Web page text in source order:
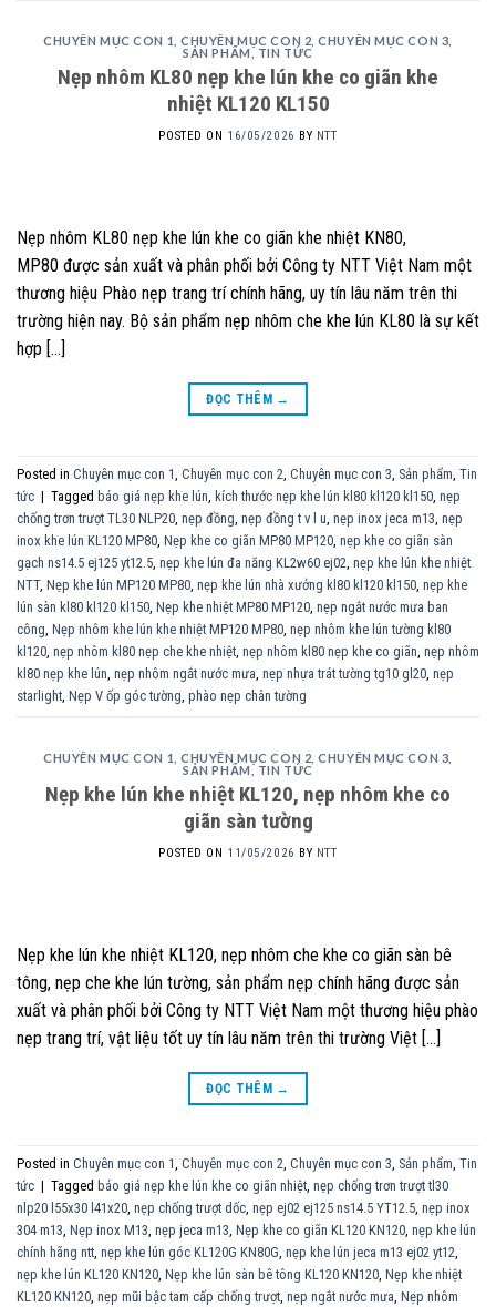
CHUYÊN MỤC CON 1 ,CHUYÊN MỤC CON 2 ,CHUYÊN MỤC CON 3
SẢN PHẨM , TIN TỨC
Nẹp nhôm KL80 nẹp khe lún khe co giãn khe
nhiệt KL120 KL150
POSTED ON 16/05/2026 BY NTT
Nẹp nhôm KL80 nẹp khe lún khe co giãn khe nhiệt KN80,
MP80 được sản xuất và phân phối bởi Công ty NTT Việt Nam một
thương hiệu Phào nẹp trang trí chính hãng, uy tín lâu năm trên thi
trường hiện nay. Bộ sản phẩm nẹp nhôm che khe lún KL80 là sự kết
hợp […]
ĐỌC THÊM →
Posted in Chuyên mục con 1, Chuyên mục con 2, Chuyên mục con 3, Sản phẩm, Tin
tức | Tagged báo giá nẹp khe lún, kích thước nẹp khe lún kl80 kl120 kl150, nẹp
chống trơn trượt TL30 NLP20, nẹp đồng, nẹp đồng t v l u, nẹp inox jeca m13, nẹp
inox khe lún KL120 MP80, Nẹp khe co giãn MP80 MP120, nẹp khe co giãn sàn
gạch ns14.5 ej125 yt12.5, nẹp khe lún đa năng KL2w60 ej02, nẹp khe lún khe nhiệt
NTT, Nẹp khe lún MP120 MP80, nẹp khe lún nhà xưởng kl80 kl120 kl150, nẹp khe
lún sàn kl80 kl120 kl150, Nẹp khe nhiệt MP80 MP120, nẹp ngắt nước mưa ban
công, Nẹp nhôm khe lún khe nhiệt MP120 MP80, nẹp nhôm khe lún tường kl80
kl120, nẹp nhôm kl80 nẹp che khe nhiệt, nẹp nhôm kl80 nẹp khe co giãn, nẹp nhôm
kl80 nẹp khe lún, nẹp nhôm ngắt nước mưa, nẹp nhựa trát tường tg10 gl20, nẹp
starlight, Nẹp V ốp góc tường, phào nẹp chân tường
CHUYÊN MỤC CON 1 ,CHUYÊN MỤC CON 2 ,CHUYÊN MỤC CON 3
SẢN PHẨM , TIN TỨC
Nẹp khe lún khe nhiệt KL120, nẹp nhôm khe co
giãn sàn tường
POSTED ON 11/05/2026 BY NTT
Nẹp khe lún khe nhiệt KL120, nẹp nhôm che khe co giãn sàn bê
tông, nẹp che khe lún tường, sản phẩm nẹp chính hãng được sản
xuất và phân phối bởi Công ty NTT Việt Nam một thương hiệu phào
nẹp trang trí, vật liệu tốt uy tín lâu năm trên thi trường Việt […]
ĐỌC THÊM →
Posted in Chuyên mục con 1, Chuyên mục con 2, Chuyên mục con 3, Sản phẩm, Tin
tức | Tagged báo giá nẹp khe lún khe co giãn nhiệt, nẹp chống trơn trượt tl30
nlp20 l55x30 l41x20, nẹp chống trượt dốc, nẹp ej02 ej125 ns14.5 YT12.5, nẹp inox
304 m13, Nẹp inox M13, nẹp jeca m13, Nẹp khe co giãn KL120 KN120, nẹp khe lún
chính hãng ntt, nẹp khe lún góc KL120G KN80G, nẹp khe lún jeca m13 ej02 yt12,
nẹp khe lún KL120 KN120, Nẹp khe lún sàn bê tông KL120 KN120, Nẹp khe nhiệt
KL120 KN120, nẹp mũi bậc tam cấp chống trượt, nẹp ngắt nước mưa, Nẹp nhôm